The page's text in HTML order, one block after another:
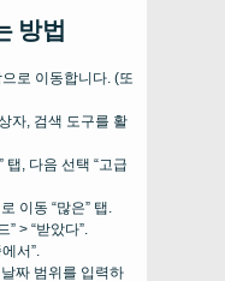
방법
로 이동합니다. (또
자, 검색 도구를 활
탭, 다음 선택 “고급
이동 “많은” 탭.
” > “받았다”.
서”.
짜 범위를 입력하